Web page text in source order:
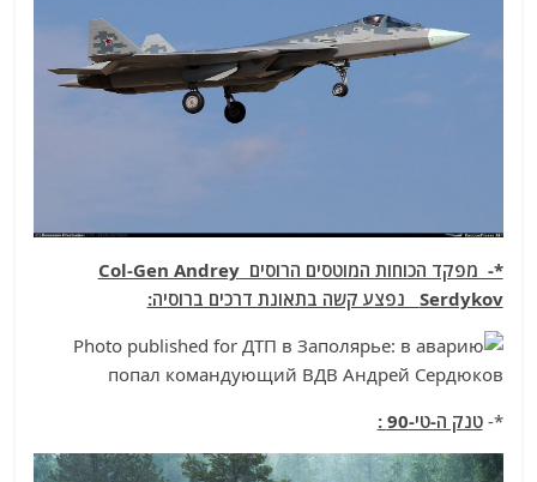
*- מפקד הכוחות המוטסים הרוסים Col-Gen Andrey
Serdykov נפצע קשה בתאונת דרכים ברוסיה:
*-טנק ה-טי-90 :